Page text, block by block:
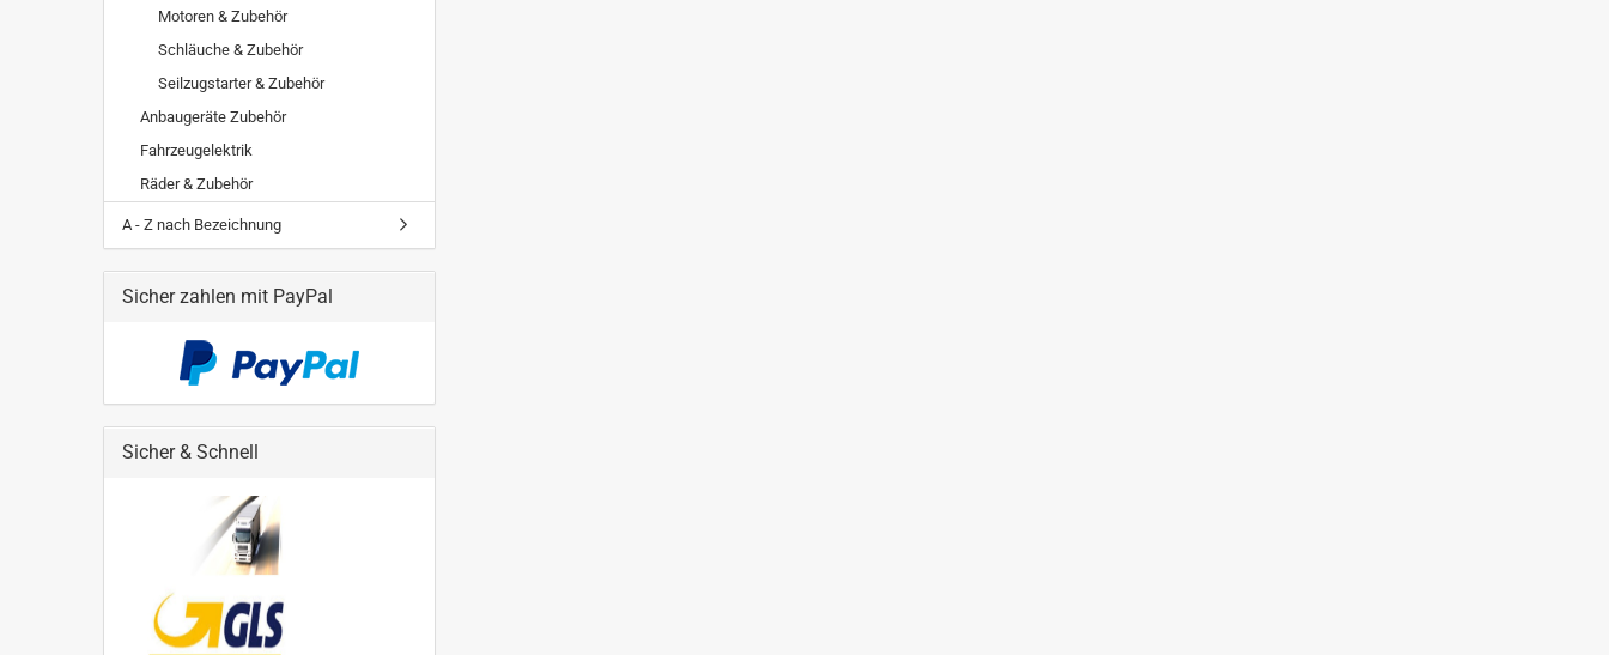
Motoren & Zubehör
Schläuche & Zubehör
Seilzugstarter & Zubehör
Anbaugeräte Zubehör
Fahrzeugelektrik
Räder & Zubehör
A - Z nach Bezeichnung
Sicher zahlen mit PayPal
Sicher & Schnell